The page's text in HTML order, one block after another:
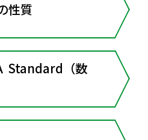
性質
Standard（数